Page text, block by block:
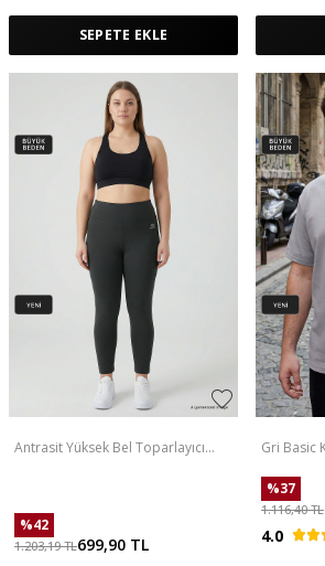
SEPETE EKLE
Antrasit Yüksek Bel Toparlayıcı
%42
1.203,19TL699,90 TL
Gri Basic
%37
1.116,40TL
4.0